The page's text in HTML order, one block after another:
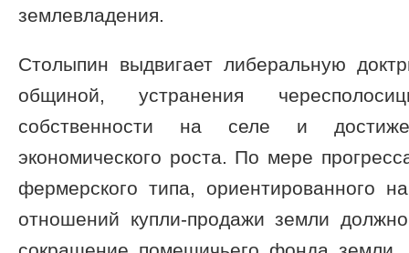
землевладения.
Столыпин выдвигает либеральную
общиной, устранения
собственности на селе и
экономического роста. По мере
фермерского типа, ориентированного
отношений купли-продажи земли